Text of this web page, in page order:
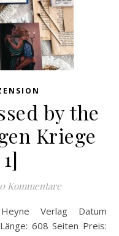
by the
Kriege
0 Kommentare
608 Seiten Preis: